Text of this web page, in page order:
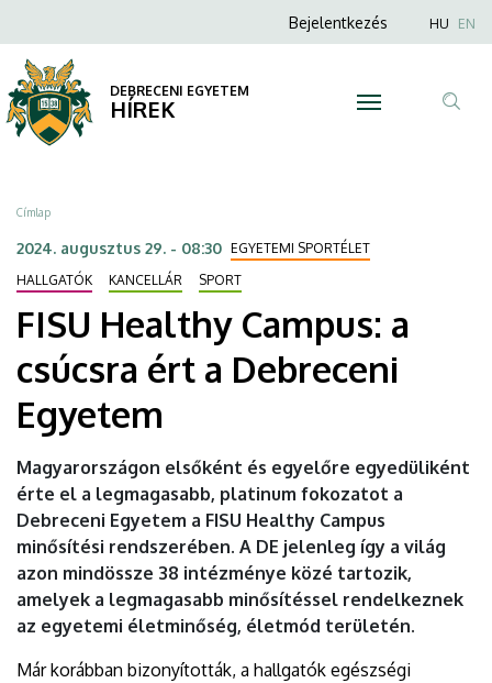
Healthy
Campus:
csúcsra
ért
a
Debreceni
Egyetem
DEBRECENI
EGYETEM
a
tartalomra
Anonim
menüje
Bejelentkezés HU EN
DEBRECENI EGYETEM
HÍREK
Morzsa
Címlap
2024. augusztus 29. - 08:30 EGYETEMI SPORTÉLET
HALLGATÓK
KANCELLÁR SPORT
FISU Healthy Campus: a
csúcsra ért a Debreceni
Egyetem
Magyarországon elsőként és egyelőre egyedüliként
érte el a legmagasabb, platinum fokozatot a
Debreceni Egyetem a FISU Healthy Campus
minősítési rendszerében. A DE jelenleg így a világ
azon mindössze 38 intézménye közé tartozik,
amelyek a legmagasabb minősítéssel rendelkeznek
az egyetemi életminőség, életmód területén.
Már korábban bizonyították, a hallgatók egészségi